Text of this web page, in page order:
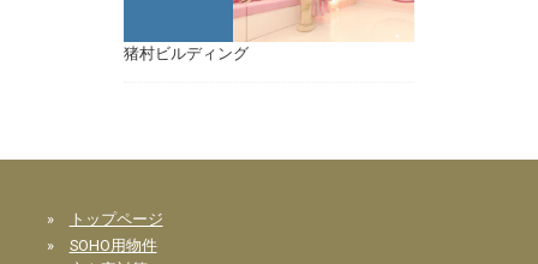
猪村ビルディング
»
トップページ
» SOHO用物件